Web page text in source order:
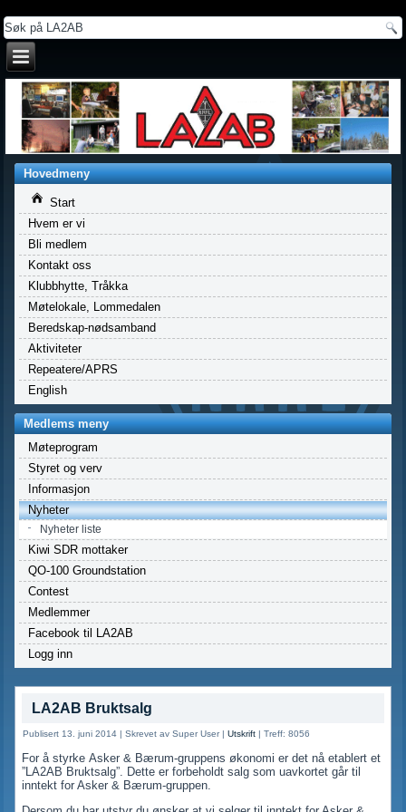
Hovedmeny
Start
Hvem er vi
Bli medlem
Kontakt oss
Klubbhytte, Tråkka
Møtelokale, Lommedalen
Beredskap-nødsamband
Aktiviteter
Repeatere/APRS
English
Medlems meny
Møteprogram
Styret og verv
Informasjon
Nyheter
Nyheter liste
Kiwi SDR mottaker
QO-100 Groundstation
Contest
Medlemmer
Facebook til LA2AB
Logg inn
LA2AB Bruktsalg
Publisert 13. juni 2014 |Skrevet av Super User|Utskrift |Treff: 8056
For å styrke Asker & Bærum-gruppens økonomi er det nå etablert et
”LA2AB Bruktsalg”. Dette er forbeholdt salg som uavkortet går til
inntekt for Asker & Bærum-gruppen.